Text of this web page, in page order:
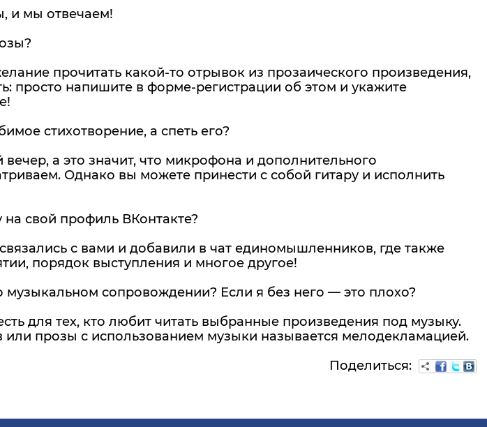
и мы отвечаем!
прочитать какой-то отрывок из прозаического произведения,
просто напишите в форме-регистрации об этом и укажите
стихотворение, а спеть его?
а это значит, что микрофона и дополнительного
Однако вы можете принести с собой гитару и исполнить
свой профиль ВКонтакте?
с вами и добавили в чат единомышленников, где также
порядок выступления и многое другое!
сопровождении? Если я без него — это плохо?
для тех, кто любит читать выбранные произведения под музыку.
или прозы с использованием музыки называется мелодекламацией.
Поделиться: